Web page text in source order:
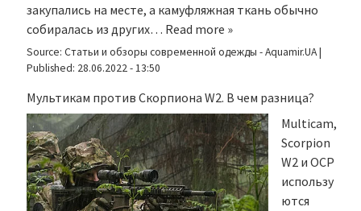
закупались на месте, а камуфляжная ткань обычно
собиралась из других… Read more »
Source: Статьи и обзоры современной одежды - Aquamir.UA|
Published: 28.06.2022 - 13:50
Мультикам против Скорпиона W2. В чем разница?
Multicam,
Scorpion
W2 и OCP
использу
ются